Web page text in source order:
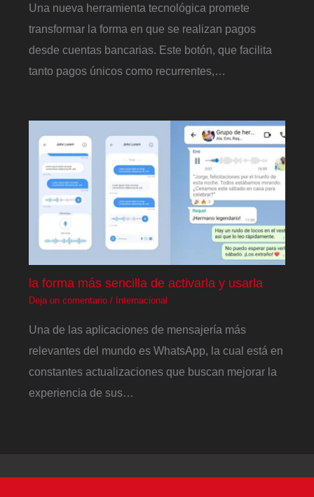
Una nueva herramienta tecnológica promete
transformar la forma en que se realizan pagos
desde cuentas bancarias. Este botón, que facilita
tanto pagos únicos como recurrentes,…
la forma más sencilla de activarla y usarla
Deja un comentario / Internacional
Una de las aplicaciones de mensajería más
relevantes del mundo es WhatsApp, la cual está en
constantes actualizaciones que buscan mejorar la
experiencia de sus…